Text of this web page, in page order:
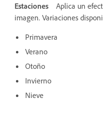
Estaciones
Aplica un
imagen. Variaciones
Primavera
Verano
Otoño
Invierno
Nieve